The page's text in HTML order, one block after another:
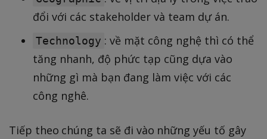
đổi với các stakeholder và team dự án.
Technology : về mặt công nghệ thì có thể
tăng nhanh, độ phức tạp cũng dựa vào
những gì mà bạn đang làm việc với các
công nghê.
Tiếp theo chúng ta sẽ đi vào những yếu tố gây